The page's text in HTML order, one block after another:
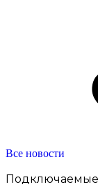
Все новости